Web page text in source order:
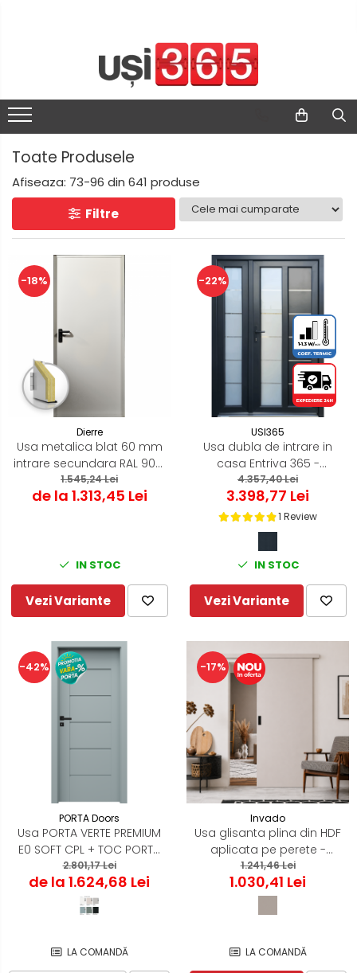
Toate Produsele
Afiseaza: 73-96 din 641 produse
Filtre
-18%
Dierre
Usa metalica blat 60 mm
intrare secundara RAL 9001
- Alb Crem - Usa
multifunctionala
1.545,24 Lei
de la 1.313,45 Lei
IN STOC
Vezi Variante
-22%
USI365
Usa dubla de intrare in
casa Entriva 365 -
termoizolanta pentru
exterior - Gri Antracit
4.357,40 Lei
3.398,77 Lei
1 Review
IN STOC
Vezi Variante
-42%
PORTA Doors
Usa PORTA VERTE PREMIUM
E0 SOFT CPL + TOC PORTA
SYSTEM
2.801,17 Lei
de la 1.624,68 Lei
LA COMANDĂ
-17%
Invado
Usa glisanta plina din HDF
aplicata pe perete -
Colectia Norma- Model
simplu - Casmir Mat
1.241,46 Lei
1.030,41 Lei
LA COMANDĂ